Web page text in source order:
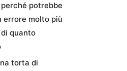
potrebbe
errore molto più
quanto
torta di